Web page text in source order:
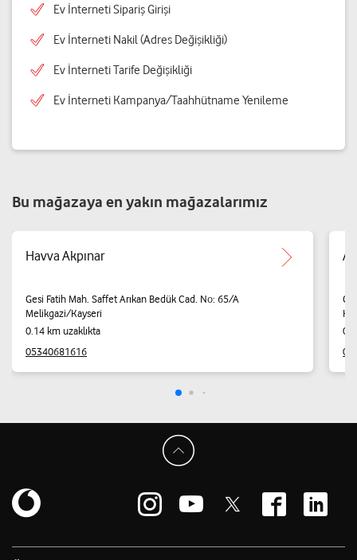
Ev İnterneti Sipariş Girişi
Ev İnterneti Nakil (Adres Değişikliği)
Ev İnterneti Tarife Değişikliği
Ev İnterneti Kampanya/Taahhütname Yenileme
Bu mağazaya en yakın mağazalarımız
Havva Akpınar
Gesi Fatih Mah. Saffet Arıkan Bedük Cad. No: 65/A
Melikgazi/Kayseri
0.14 km uzaklıkta
05340681616